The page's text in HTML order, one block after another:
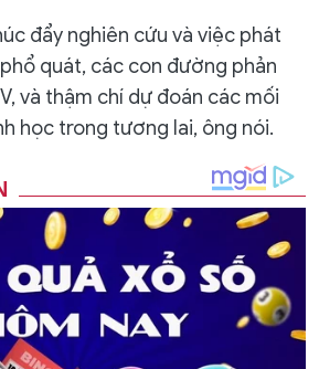
đẩy nghiên cứu và việc phát
quát, các con đường phản
và thậm chí dự đoán các mối
học trong tương lai, ông nói.